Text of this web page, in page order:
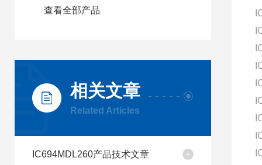
查看全部产品
相关文章
Related Articles
IC694MDL260产品技术文章